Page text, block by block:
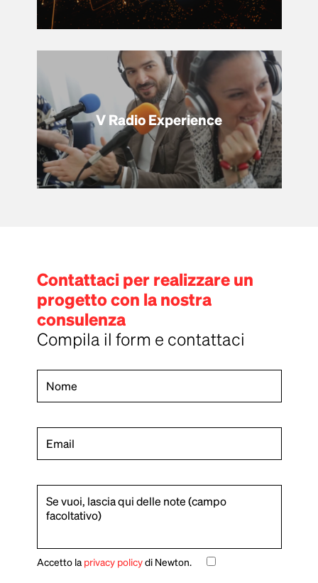
V Radio Experience
Contattaci per realizzare un
progetto con la nostra
consulenza
Compila il form e contattaci
Accetto la privacy policydi Newton.